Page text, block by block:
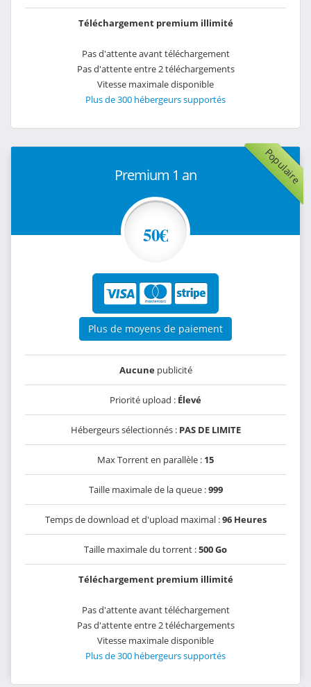
Téléchargement premium illimité
Pas d'attente avant téléchargement
Pas d'attente entre 2 téléchargements
Vitesse maximale disponible
Plus de 300 hébergeurs supportés
Populaire
Premium 1 an
50€
Plus de moyens de paiement
Aucunepublicité
Priorité upload : Élevé
Hébergeurs sélectionnés : PAS DE LIMITE
Max Torrent en parallèle : 15
Taille maximale de la queue :999
Temps de download et d'upload maximal :96 Heures
Taille maximale du torrent :500 Go
Téléchargement premium illimité
Pas d'attente avant téléchargement
Pas d'attente entre 2 téléchargements
Vitesse maximale disponible
Plus de 300 hébergeurs supportés